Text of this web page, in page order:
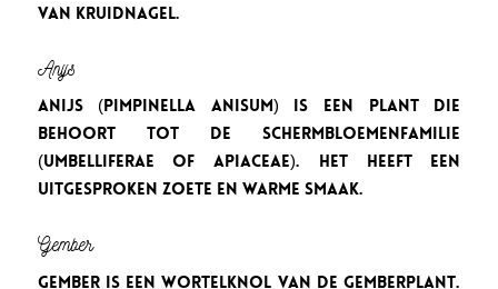
van kruidnagel.
Anijs
Anijs (Pimpinella anisum) is een plant die
behoort tot de schermbloemenfamilie
(Umbelliferae of Apiaceae). Het heeft een
uitgesproken zoete en warme smaak.
Gember
Gember is een wortelknol van de gemberplant.